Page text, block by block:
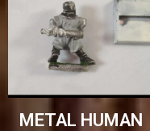
METAL HUMAN